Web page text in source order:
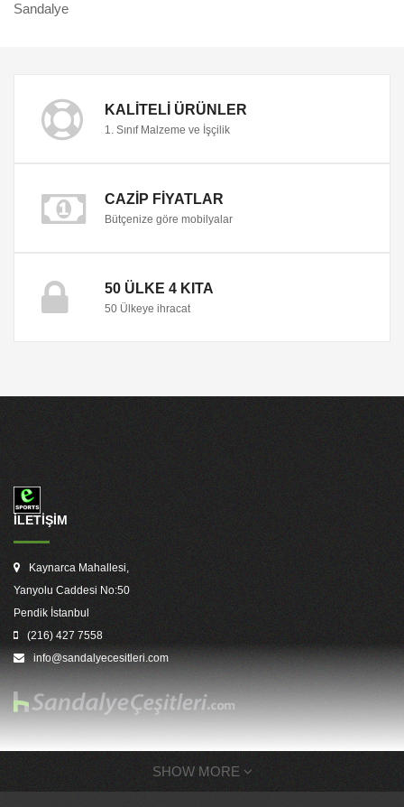
Sandalye
KALITELI ÜRÜNLER
1. Sınıf Malzeme ve İşçilik
CAZIP FIYATLAR
Bütçenize göre mobilyalar
50 ÜLKE 4 KITA
50 Ülkeye ihracat
İLETİŞİM
Kaynarca Mahallesi,
Yanyolu Caddesi No:50
Pendik İstanbul
(216) 427 7558
info@sandalyecesitleri.com
SHOW MORE